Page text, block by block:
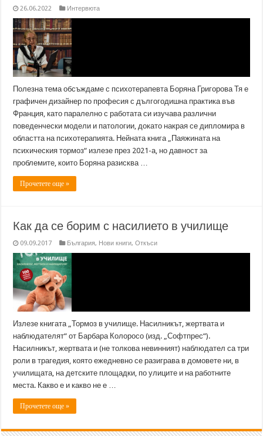
26.06.2022 Интервюта
Полезна тема обсъждаме с психотерапевта Боряна Григорова Тя е
графичен дизайнер по професия с дългогодишна практика във
Франция, като паралелно с работата си изучава различни
поведенчески модели и патологии, докато накрая се дипломира в
областта на психотерапията. Нейната книга „Паяжината на
психическия тормоз“ излезе през 2021-а, но давност за
проблемите, които Боряна разисква …
Прочетете още »
Как да се борим с насилието в училище
09.09.2017 България, Нови книги,Откъси
Излезе книгата „Тормоз в училище. Насилникът, жертвата и
наблюдателят“ от Барбара Колоросо (изд. „Софтпрес“).
Насилникът, жертвата и (не толкова невинният) наблюдател са три
роли в трагедия, която ежедневно се разиграва в домовете ни, в
училищата, на детските площадки, по улиците и на работните
места. Какво е и какво не е …
Прочетете още »